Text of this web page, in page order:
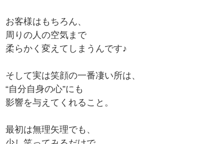
お客様はもちろん、
周りの人の空気まで
柔らかく変えてしまうんです♪
そして実は笑顔の一番凄い所は、
“自分自身の心”にも
影響を与えてくれること。
最初は無理矢理でも、